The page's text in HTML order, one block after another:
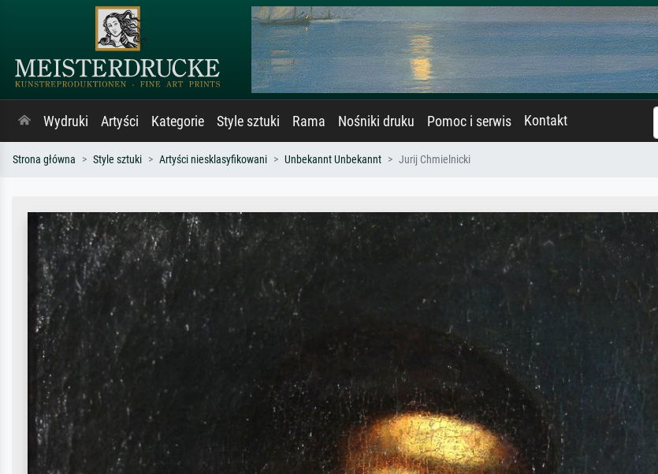
Wydruki Artyści Kategorie Style sztuki Rama Nośniki druku Pomoc i serwis Kontakt
Strona główna Style sztuki Artyści niesklasyfikowani Unbekannt Unbekannt Jurij Chmielnicki